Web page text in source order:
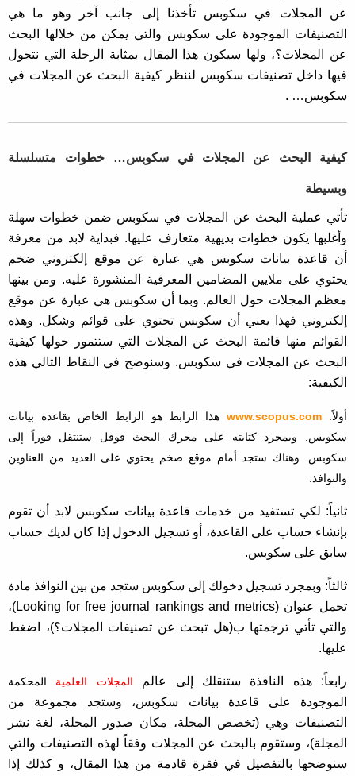
عن المجلات في سكوبس تأخذنا إلى جانب آخر وهو ما هي
التصنيفات الموجودة على سكوبس والتي يمكن من خلالها البحث
عن المجلات؟، ولها سيكون هذا المقال بمثابة الرحلة التي نتجول
فيها داخل تصنيفات سكوبس لننظر كيفية البحث عن المجلات في
سكوبس… .
كيفية البحث عن المجلات في سكوبس… خطوات متسلسلة
وبسيطة
تأتي عملية البحث عن المجلات في سكوبس ضمن خطوات سهلة
وأغلبها يكون خطوات بديهية متعارف عليها. فبداية لابد من معرفة
أن قاعدة بيانات سكوبس هي عبارة عن موقع إلكتروني ضخم
يحتوي على ملايين المضامين المعرفية المنشورة عليه. ومن بينها
معظم المجلات حول العالم. وبما أن سكوبس هي عبارة عن موقع
إلكتروني فهذا يعني أن سكوبس تحتوي على قوائم وشكل. وهذه
القوائم منها قائمة البحث عن المجلات التي ستتمور حولها كيفية
البحث عن المجلات في سكوبس. وسنوضح في النقاط التالي هذه
الكيفية:
أولاً: www.scopus.comهذا الرابط هو الرابط الخاص بقاعدة بيانات
سكوبس. وبمجرد كتابته على محرك البحث قوقل ستنتقل فوراً إلى
سكوبس. وهناك ستجد أمام موقع ضخم يحتوي على العديد من العناوين
والنوافذ.
ثانياً: لكي تستفيد من خدمات قاعدة بيانات سكوبس لابد أن تقوم
بإنشاء حساب على القاعدة، أو تسجيل الدخول إذا كان لديك حساب
سابق على سكوبس.
ثالثاً: وبمجرد تسجيل دخولك إلى سكوبس ستجد من بين النوافذ مادة
تحمل عنوان (Looking for free journal rankings and metrics)،
والتي تأتي ترجمتها ب(هل تبحث عن تصنيفات المجلات؟)، اضغط
عليها.
رابعاً: هذه النافذة ستنقلك إلى عالم المجلات العلمية المحكمة
الموجودة على قاعدة بيانات سكوبس، وستجد مجموعة من
التصنيفات وهي (تخصص المجلة، مكان صدور المجلة، لغة نشر
المجلة)، وستقوم بالبحث عن المجلات وفقاً لهذه التصنيفات والتي
سنوضحها بالتفصيل في فقرة قادمة من هذا المقال، و كذلك إذا